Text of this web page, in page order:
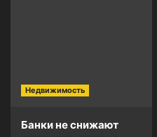
Недвижимость
Банки не снижают